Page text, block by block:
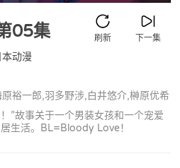
05集 下一集
刷新
本动漫
裕一郎,羽多野涉,白井悠介,榊原优希
”故事关于一个男装女孩和一个宠爱
生活。BL=Bloody Love！